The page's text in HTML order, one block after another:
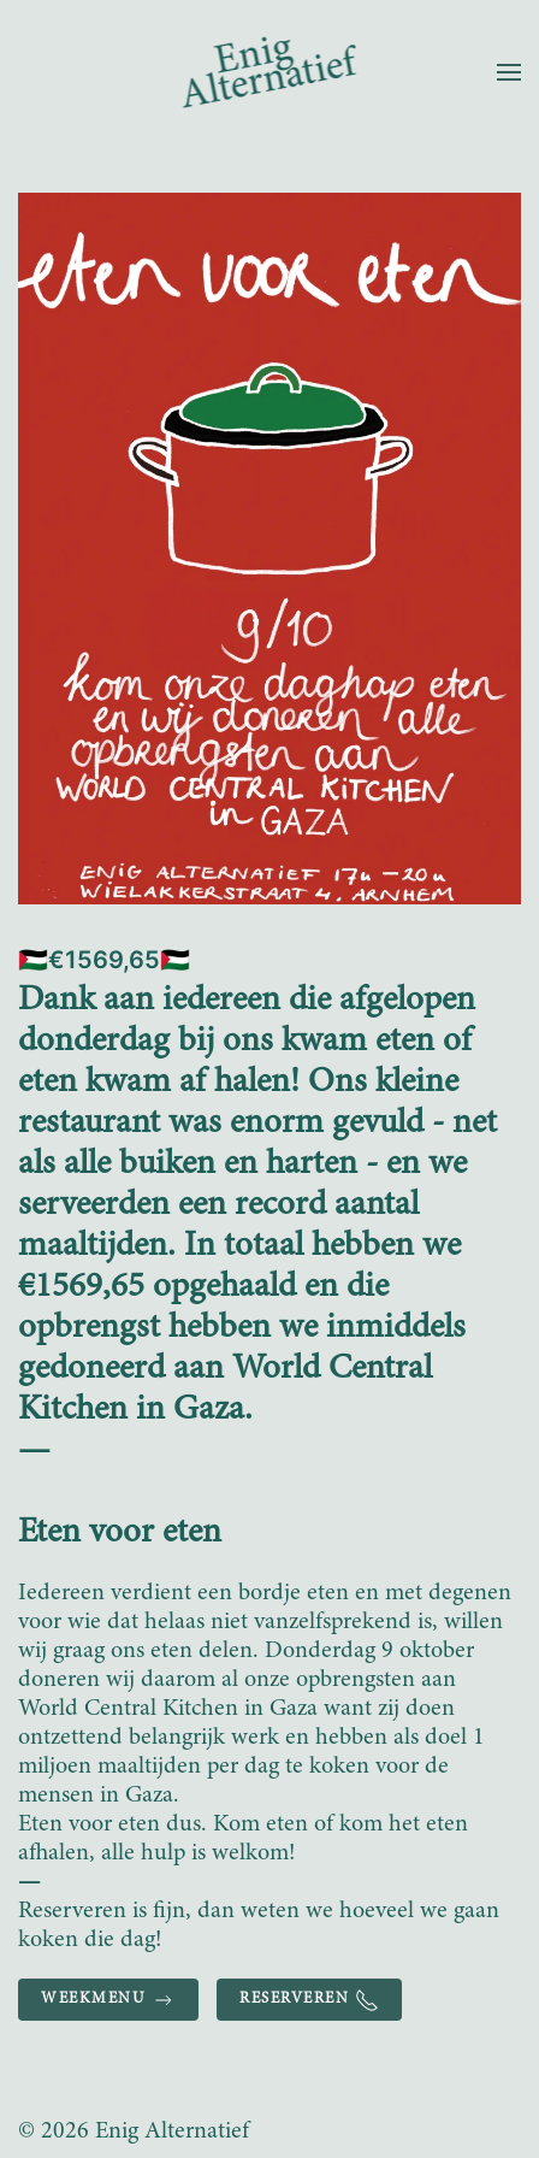
Terug naar hoofdinhoud
🇵🇸€1569,65🇵🇸
Dank aan iedereen die afgelopen
donderdag bij ons kwam eten of
eten kwam af halen! Ons kleine
restaurant was enorm gevuld - net
als alle buiken en harten - en we
serveerden een record aantal
maaltijden. In totaal hebben we
€1569,65 opgehaald en die
opbrengst hebben we inmiddels
gedoneerd aan World Central
Kitchen in Gaza.
—
Eten voor eten
Iedereen verdient een bordje eten en met degenen
voor wie dat helaas niet vanzelfsprekend is, willen
wij graag ons eten delen. Donderdag 9 oktober
doneren wij daarom al onze opbrengsten aan
World Central Kitchen in Gaza want zij doen
ontzettend belangrijk werk en hebben als doel 1
miljoen maaltijden per dag te koken voor de
mensen in Gaza.
Eten voor eten dus. Kom eten of kom het eten
afhalen, alle hulp is welkom!
—
Reserveren is fijn, dan weten we hoeveel we gaan
koken die dag!
WEEKMENU RESERVEREN
© 2026 Enig Alternatief